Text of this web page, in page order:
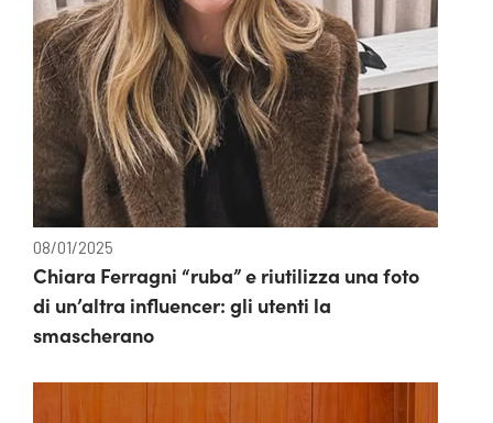
08/01/2025
Chiara Ferragni “ruba” e riutilizza una foto
di un’altra influencer: gli utenti la
smascherano